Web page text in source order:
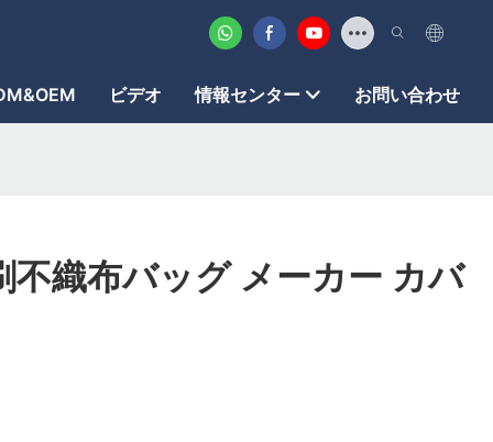
ビデオ 情報センター お問い合わせ
不織布バッグ メーカー カバ